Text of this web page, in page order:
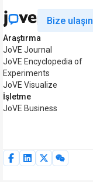
Bize ulaşın
Araştırma
JoVE Journal
JoVE Encyclopedia of
Experiments
JoVE Visualize
İşletme
JoVE Business